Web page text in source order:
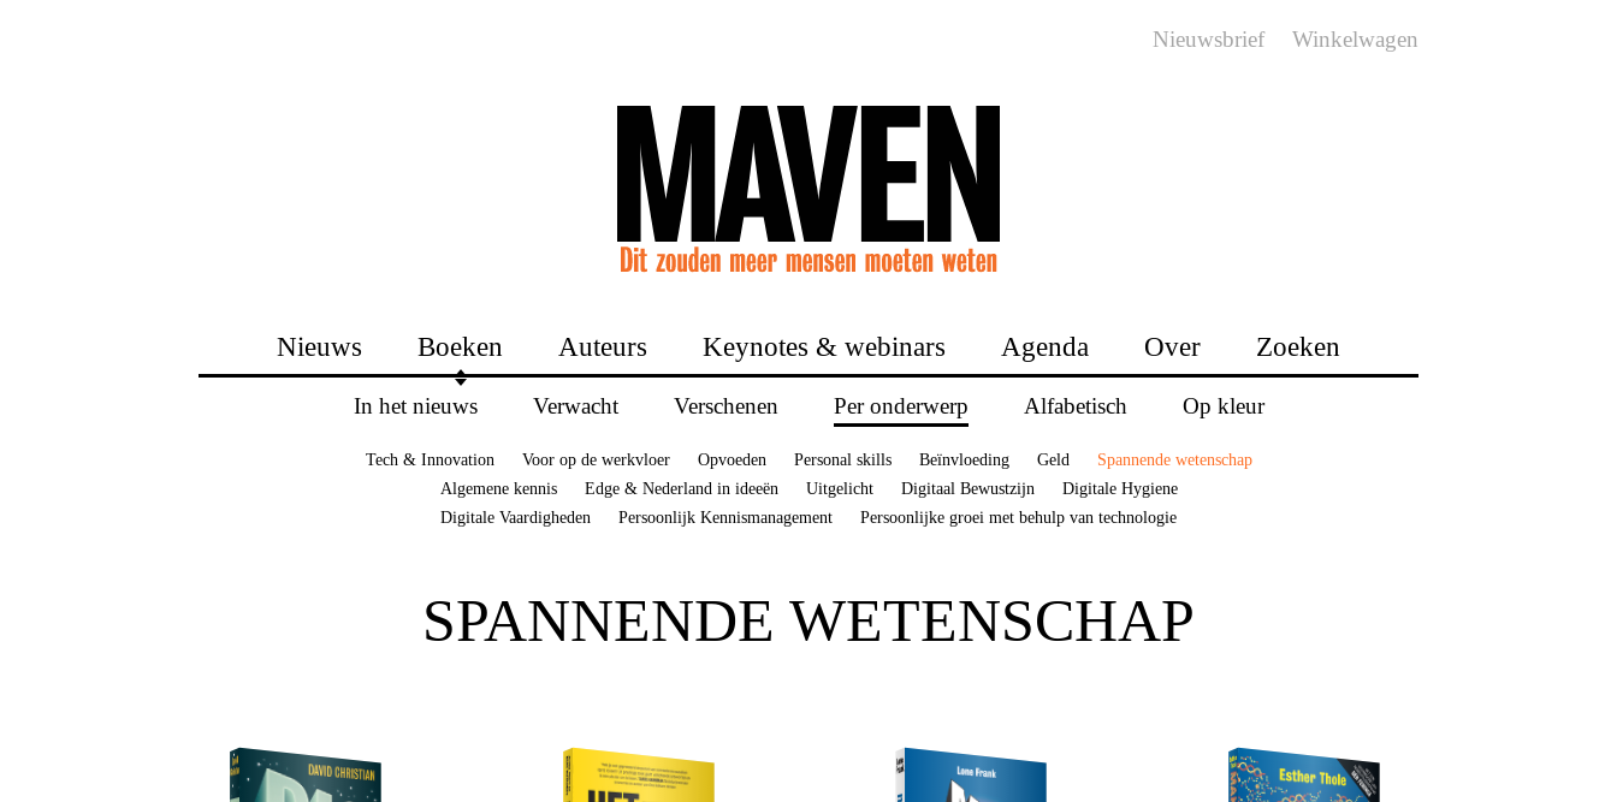
Nieuwsbrief Winkelwagen
Nieuws Boeken
In het nieuws Verwacht Verschenen Per onderwerp Alfabetisch Op kleur
Auteurs Keynotes & webinars Agenda Over Zoeken
Tech & Innovation Voor op de werkvloer Opvoeden Personal skills Beïnvloeding Geld
Spannende wetenschap
Algemene kennis
Edge & Nederland in ideeën Uitgelicht Digitaal Bewustzijn
Digitale Hygiene
Digitale Vaardigheden
Persoonlijk Kennismanagement Persoonlijke groei met behulp van technologie
SPANNENDE WETENSCHAP